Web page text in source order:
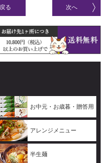
る 次へ
お中元・お歳暮・贈答用
アレンジメニュー
半生麺